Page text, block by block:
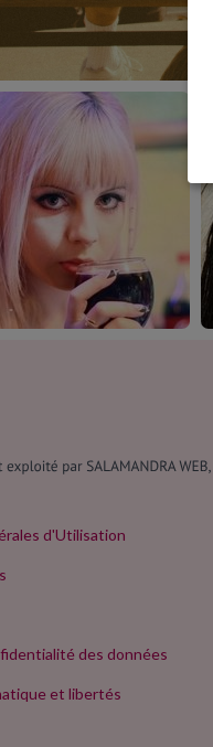
d'Utilisation
des données
et libertés